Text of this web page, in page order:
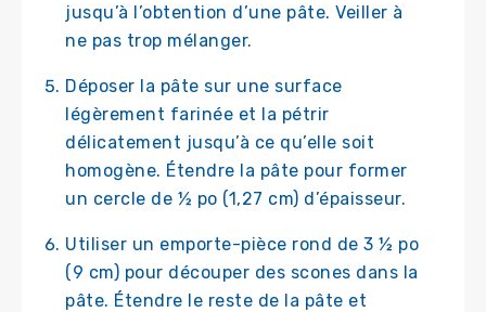
jusqu’à l’obtention d’une pâte. Veiller à
ne pas trop mélanger.
Déposer la pâte sur une surface
légèrement farinée et la pétrir
délicatement jusqu’à ce qu’elle soit
homogène. Étendre la pâte pour former
un cercle de ½ po (1,27 cm) d’épaisseur.
Utiliser un emporte-pièce rond de 3 ½ po
(9 cm) pour découper des scones dans la
pâte. Étendre le reste de la pâte et